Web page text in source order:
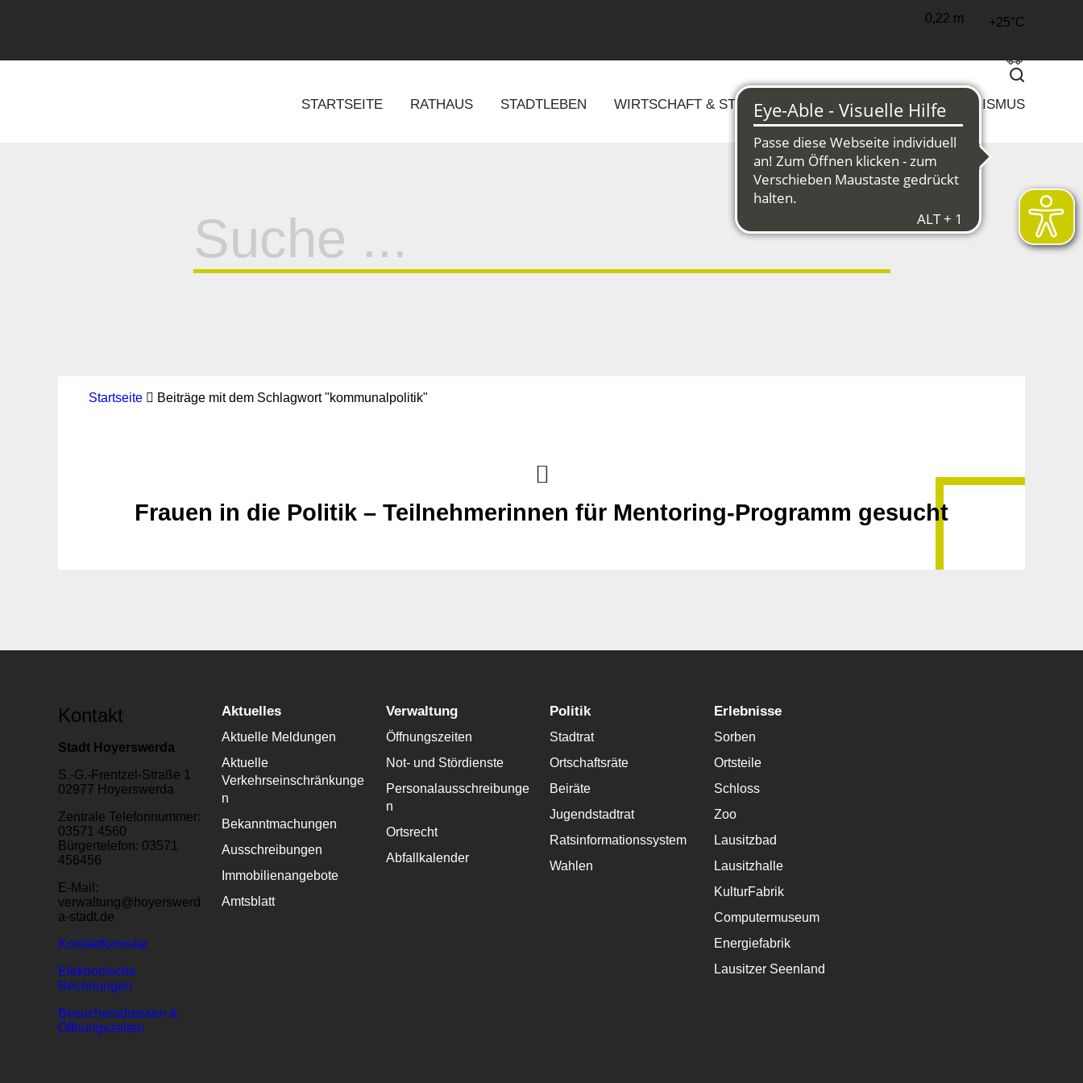
+25°C
0,22 m
STARTSEITE RATHAUS STADTLEBEN WIRTSCHAFT & STRUKTURWANDEL KULTUR & TOURISMUS
für:
Startseite Beiträge mit dem Schlagwort "kommunalpolitik"
Frauen in die Politik – Teilnehmerinnen für Mentoring-Programm gesucht
Kontakt
Stadt Hoyerswerda
S.-G.-Frentzel-Straße 1
02977 Hoyerswerda
Zentrale Telefonnummer:
03571 4560
Bürgertelefon: 03571
456456
E-Mail:
verwaltung@hoyerswerd
a-stadt.de
Kontaktformular
Elektronische
Rechnungen
Besucheradressen &
Öffnungszeiten
Aktuelles
Aktuelle Meldungen
Aktuelle
Verkehrseinschränkunge
n
Bekanntmachungen
Ausschreibungen
Immobilienangebote
Amtsblatt
Verwaltung
Öffnungszeiten
Not- und Stördienste
Personalausschreibunge
n
Ortsrecht
Abfallkalender
Politik
Stadtrat
Ortschaftsräte
Beiräte
Jugendstadtrat
Ratsinformationssystem
Wahlen
Erlebnisse
Sorben
Ortsteile
Schloss
Zoo
Lausitzbad
Lausitzhalle
KulturFabrik
Computermuseum
Energiefabrik
Lausitzer Seenland